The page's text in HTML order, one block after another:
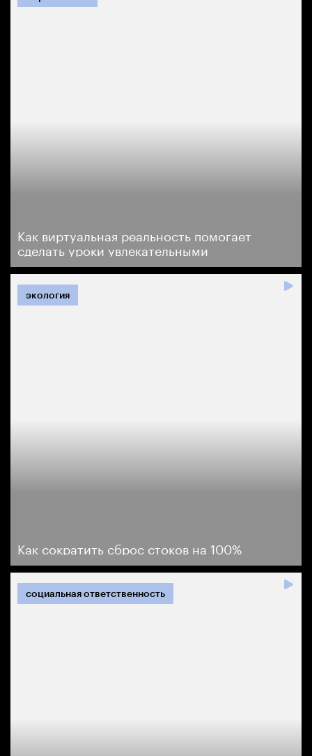
Как виртуальная реальность помогает
сделать уроки увлекательными
Как сократить сброс стоков на 100%
экология
социальная ответственность